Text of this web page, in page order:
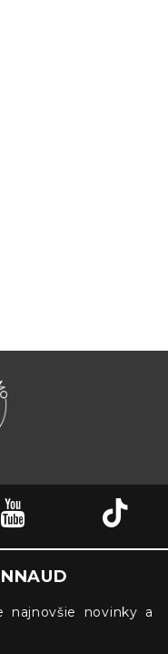
najnovšie novinky a